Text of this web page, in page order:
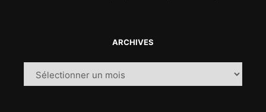
ARCHIVES
Archives